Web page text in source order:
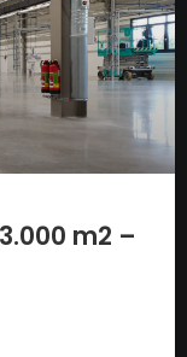
m2 –